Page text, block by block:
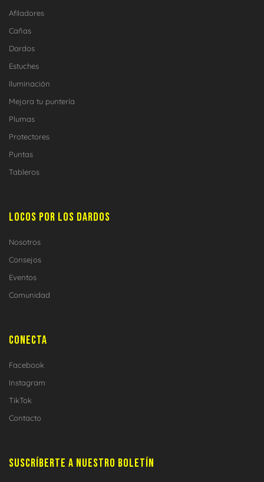
Afiladores
Cañas
Dardos
Estuches
Iluminación
Mejora tu puntería
Plumas
Protectores
Puntas
Tableros
LOCOS POR LOS DARDOS
Nosotros
Consejos
Eventos
Comunidad
CONECTA
Facebook
Instagram
TikTok
Contacto
SUSCRÍBERTE A NUESTRO BOLETÍN